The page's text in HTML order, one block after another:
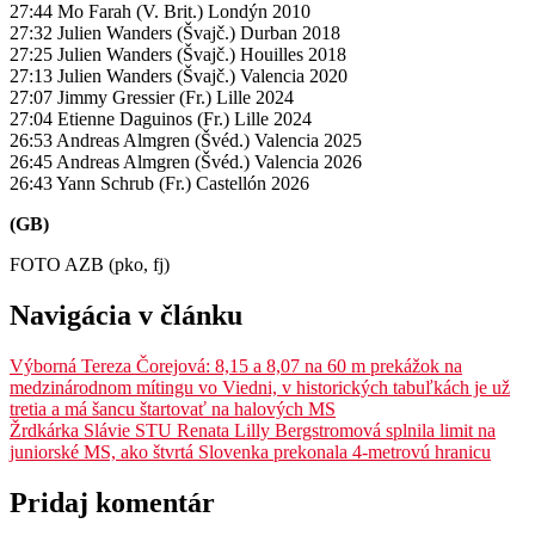
27:44 Mo Farah (V. Brit.) Londýn 2010
27:32 Julien Wanders (Švajč.) Durban 2018
27:25 Julien Wanders (Švajč.) Houilles 2018
27:13 Julien Wanders (Švajč.) Valencia 2020
27:07 Jimmy Gressier (Fr.) Lille 2024
27:04 Etienne Daguinos (Fr.) Lille 2024
26:53 Andreas Almgren (Švéd.) Valencia 2025
26:45 Andreas Almgren (Švéd.) Valencia 2026
26:43 Yann Schrub (Fr.) Castellón 2026
(GB)
FOTO AZB (pko, fj)
Navigácia v článku
Výborná Tereza Čorejová: 8,15 a 8,07 na 60 m prekážok na
medzinárodnom mítingu vo Viedni, v historických tabuľkách je už
tretia a má šancu štartovať na halových MS
Žrdkárka Slávie STU Renata Lilly Bergstromová splnila limit na
juniorské MS, ako štvrtá Slovenka prekonala 4-metrovú hranicu
Pridaj komentár